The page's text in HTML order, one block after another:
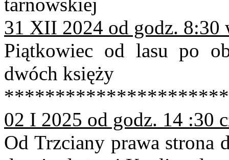
tarnowskiej
31 XII 2024 od godz. 8:30
Piątkowiec od lasu po
dwóch księży
02 I 2025 od godz. 14 :30
Od Trzciany prawa strona